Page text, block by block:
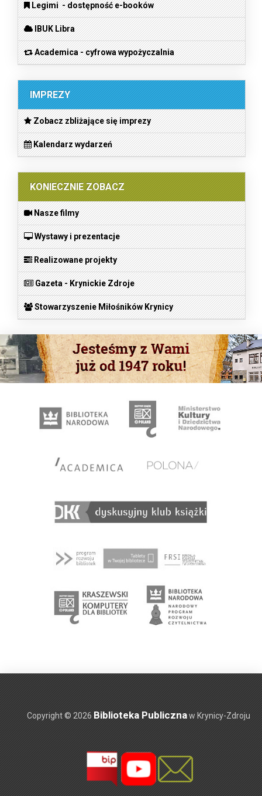
Legimi - dostępność e-booków
IBUK Libra
Academica - cyfrowa wypożyczalnia
IMPREZY
Zobacz zbliżające się imprezy
Kalendarz wydarzeń
KONIECZNIE ZOBACZ
Nasze filmy
Wystawy i prezentacje
Realizowane projekty
Gazeta - Krynickie Zdroje
Stowarzyszenie Miłośników Krynicy
Copyright © 2026 Biblioteka Publicznaw Krynicy-Zdroju